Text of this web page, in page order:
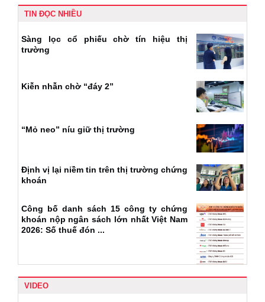
TIN ĐỌC NHIỀU
Sàng lọc cổ phiếu chờ tín hiệu thị
trường
Kiễn nhẫn chờ “đáy 2”
“Mỏ neo” níu giữ thị trường
Định vị lại niềm tin trên thị trường chứng
khoán
Công bố danh sách 15 công ty chứng
khoán nộp ngân sách lớn nhất Việt Nam
2026: Số thuế đón ...
VIDEO